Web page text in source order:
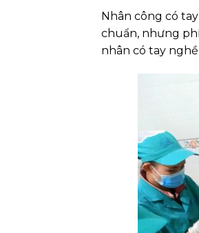
Nhân công có
chuẩn, nhưng
nhân có tay